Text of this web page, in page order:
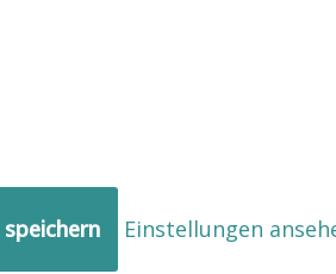
Einstellungen